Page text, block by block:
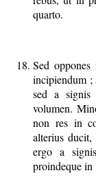
quarto.
Sed
incipiendum ;
sed a signis
volumen.
non res in
alterius
ergo a
proindeque in